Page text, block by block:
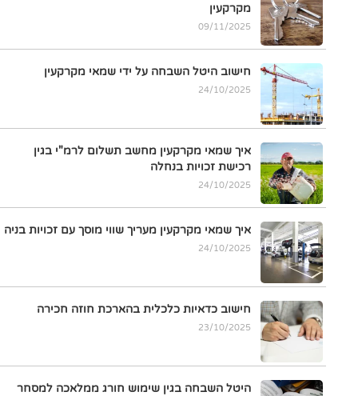
מקרקעין
09/11/2025
חישוב היטל השבחה על ידי שמאי מקרקעין
24/10/2025
איך שמאי מקרקעין מחשב תשלום לרמ"י בגין
רכישת זכויות בנחלה
24/10/2025
איך שמאי מקרקעין מעריך שווי מוסך עם זכויות בניה
24/10/2025
חישוב כדאיות כלכלית בהארכת חוזה חכירה
23/10/2025
היטל השבחה בגין שימוש חורג ממלאכה למסחר